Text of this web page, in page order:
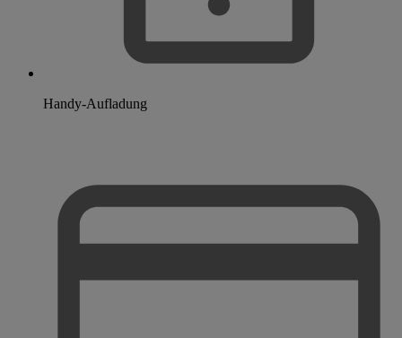
Handy-Aufladung